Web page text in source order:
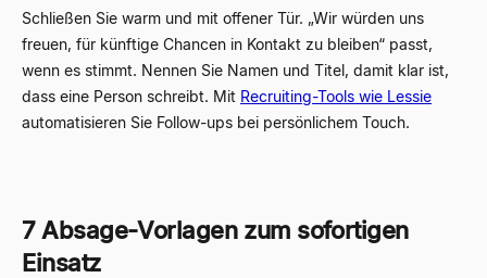
Schließen Sie warm und mit offener Tür. „Wir würden uns
freuen, für künftige Chancen in Kontakt zu bleiben“ passt,
wenn es stimmt. Nennen Sie Namen und Titel, damit klar ist,
dass eine Person schreibt. Mit Recruiting-Tools wie Lessie
automatisieren Sie Follow-ups bei persönlichem Touch.
7 Absage-Vorlagen zum sofortigen
Einsatz